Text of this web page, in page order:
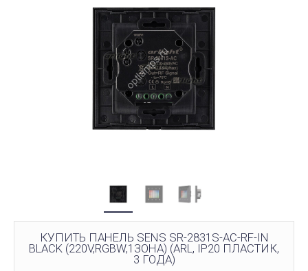
КУПИТЬ ПАНЕЛЬ SENS SR-2831S-AC-RF-IN
BLACK (220V,RGBW,1ЗОНА) (ARL, IP20 ПЛАСТИК,
3 ГОДА)